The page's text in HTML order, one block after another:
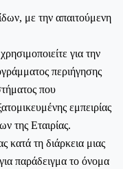
με την απαιτούμενη
για την
περιήγησης
που
εμπειρίας
της Εταιρίας.
κατά τη διάρκεια μιας
παράδειγμα το όνομα